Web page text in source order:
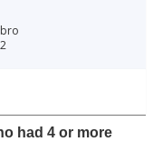
had 4 or more